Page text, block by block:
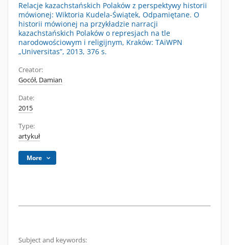
Relacje kazachstańskich Polaków z perspektywy historii
mówionej: Wiktoria Kudela-Świątek, Odpamiętane. O
historii mówionej na przykładzie narracji
kazachstańskich Polaków o represjach na tle
narodowościowym i religijnym, Kraków: TAiWPN
„Universitas”, 2013, 376 s.
Creator:
Gocół, Damian
Date:
2015
Type:
artykuł
More
Subject and keywords: